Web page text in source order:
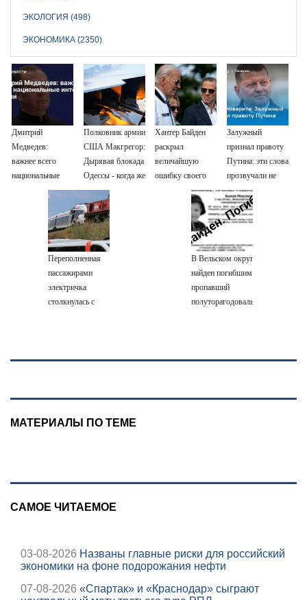
ЭКОЛОГИЯ (498)
ЭКОНОМИКА (2350)
Дмитрий
Медведев:
важнее всего
национальные
интересы России
Полковник армии
США Макгрегор:
Дырявая блокада
Одессы - когда же
в командовании
ВМФ России за
это полетят
головы?
Хантер Байден
раскрыл
величайшую
ошибку своего
отца: бездействие
против Трампа
Залужный
признал правоту
Путина: эти слова
прозвучали не
просто так
Переполненная
пассажирами
электричка
столкнулась с
пострадали.
В Вельском округе
найден погибшим
пропавший
полуторагодовалый
МАТЕРИАЛЫ ПО ТЕМЕ
САМОЕ ЧИТАЕМОЕ
03-08-2026 Названы главные риски для российский
экономики на фоне подорожания нефти
07-08-2026 «Спартак» и «Краснодар» сыграют